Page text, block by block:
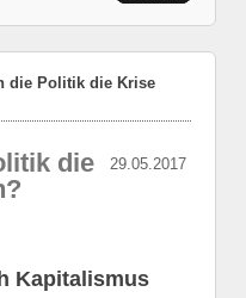
die Politik die Krise
29.05.2017
die
Kapitalismus